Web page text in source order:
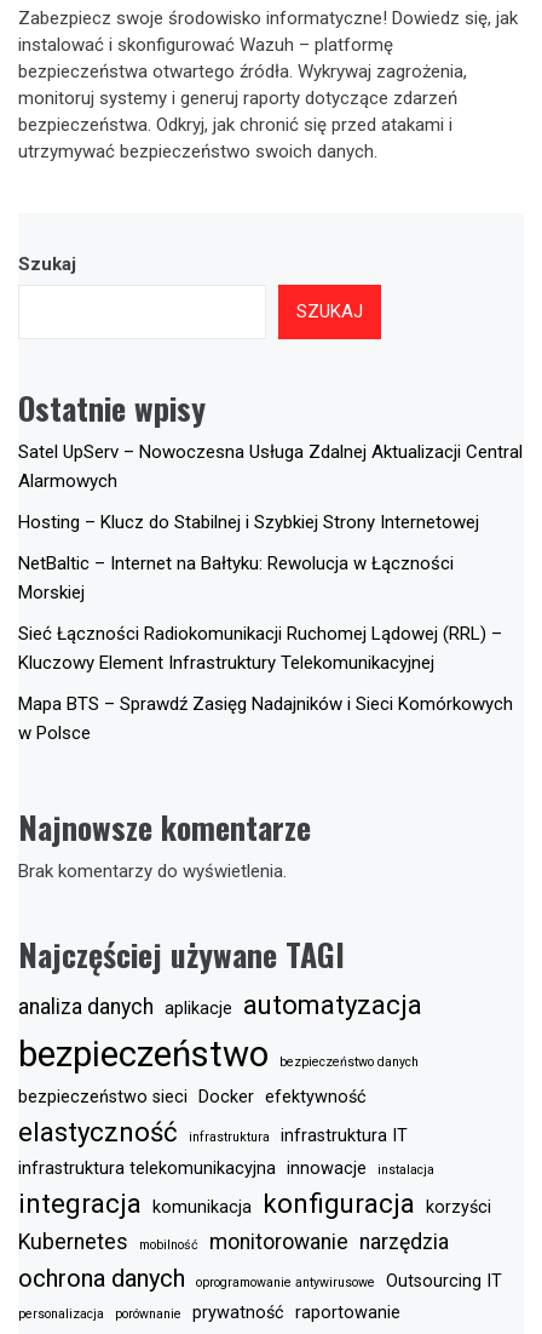
Zabezpiecz swoje środowisko informatyczne! Dowiedz się, jak
instalować i skonfigurować Wazuh – platformę
bezpieczeństwa otwartego źródła. Wykrywaj zagrożenia,
monitoruj systemy i generuj raporty dotyczące zdarzeń
bezpieczeństwa. Odkryj, jak chronić się przed atakami i
utrzymywać bezpieczeństwo swoich danych.
Szukaj
SZUKAJ
Ostatnie wpisy
Satel UpServ – Nowoczesna Usługa Zdalnej Aktualizacji Central
Alarmowych
Hosting – Klucz do Stabilnej i Szybkiej Strony Internetowej
NetBaltic – Internet na Bałtyku: Rewolucja w Łączności
Morskiej
Sieć Łączności Radiokomunikacji Ruchomej Lądowej (RRL) –
Kluczowy Element Infrastruktury Telekomunikacyjnej
Mapa BTS – Sprawdź Zasięg Nadajników i Sieci Komórkowych
w Polsce
Najnowsze komentarze
Brak komentarzy do wyświetlenia.
Najczęściej używane TAGI
analiza danych aplikacje automatyzacja
bezpieczeństwo bezpieczeństwo danych
bezpieczeństwo sieci Docker efektywność
elastyczność infrastruktura
infrastruktura IT
infrastruktura telekomunikacyjna innowacje instalacja
integracja komunikacja konfiguracja korzyści
Kubernetes mobilność monitorowanie narzędzia
ochrona danych oprogramowanie antywirusowe Outsourcing IT
personalizacja porównanie prywatność raportowanie